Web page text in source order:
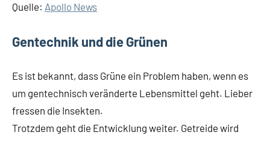
Quelle: Apollo News
Gentechnik und die Grünen
Es ist bekannt, dass Grüne ein Problem haben, wenn es
um gentechnisch veränderte Lebensmittel geht. Lieber
fressen die Insekten.
Trotzdem geht die Entwicklung weiter. Getreide wird